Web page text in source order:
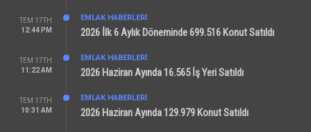
TEM 17TH
12:44 PM
EMLAK HABERLERI
2026 İlk 6 Aylık Döneminde 699.516 Konut Satıldı
TEM 17TH
11:22 AM
EMLAK HABERLERI
2026 Haziran Ayında 16.565 İş Yeri Satıldı
TEM 17TH
10:31 AM
EMLAK HABERLERI
2026 Haziran Ayında 129.979 Konut Satıldı